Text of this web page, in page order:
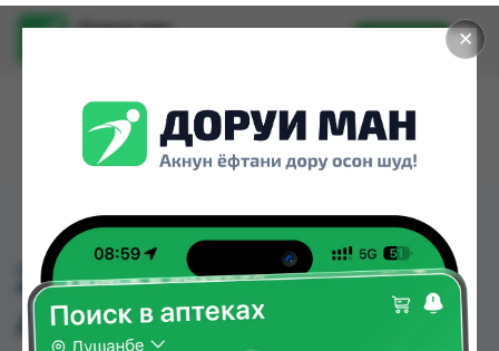
✕
Доруи ман
Установить
294 БУТЫЛКА
АНТИКОЛИК 150МЛ